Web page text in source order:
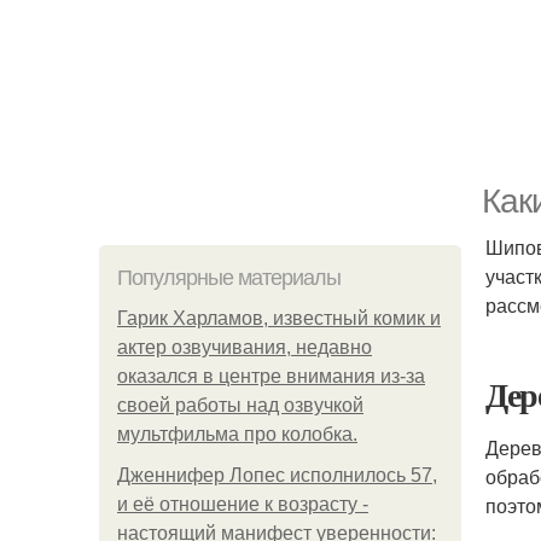
Популярные материалы
Гарик Харламов, известный комик и
актер озвучивания, недавно
оказался в центре внимания из-за
своей работы над озвучкой
мультфильма про колобка.
Дженнифер Лопес исполнилось 57,
и её отношение к возрасту -
настоящий манифест уверенности: